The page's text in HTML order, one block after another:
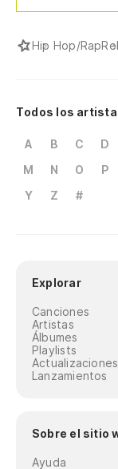
Hip Hop/Rap
Todos los
A B C D
M
N O P
Y
Z #
Explorar
Canciones
Artistas
Álbumes
Playlists
Actualizaciones
Lanzamientos
Sobre el sitio
Ayuda